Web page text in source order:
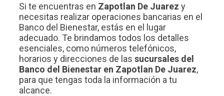
Si te encuentras en Zapotlan De Juarez y
necesitas realizar operaciones bancarias en el
Banco del Bienestar, estás en el lugar
adecuado. Te brindamos todos los detalles
esenciales, como números telefónicos,
horarios y direcciones de las sucursales del
Banco del Bienestar en Zapotlan De Juarez,
para que tengas toda la información a tu
alcance.